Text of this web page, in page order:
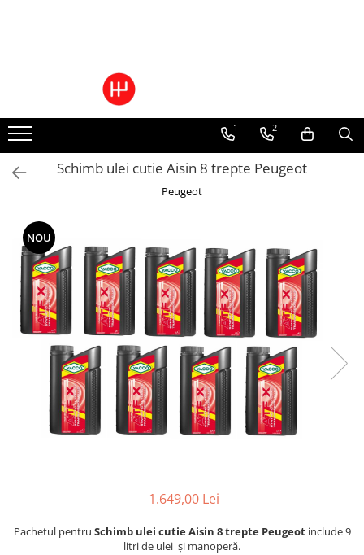
Ulei cutie automata
Filtre cutii automate
1 2
Schimb ulei cutie Aisin 8 trepte Peugeot
Peugeot
NOU
1.649,00 Lei
Pachetul pentru Schimb ulei cutie Aisin 8 trepte Peugeotinclude 9
litri de ulei și manoperă.